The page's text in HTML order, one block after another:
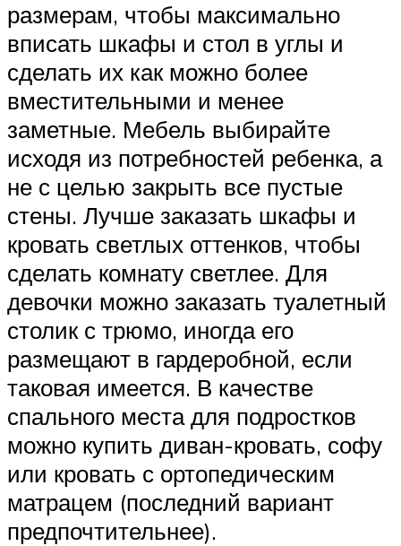
размерам, чтобы максимально
вписать шкафы и стол в углы и
сделать их как можно более
вместительными и менее
заметные. Мебель выбирайте
исходя из потребностей ребенка, а
не с целью закрыть все пустые
стены. Лучше заказать шкафы и
кровать светлых оттенков, чтобы
сделать комнату светлее. Для
девочки можно заказать туалетный
столик с трюмо, иногда его
размещают в гардеробной, если
таковая имеется. В качестве
спального места для подростков
можно купить диван-кровать, софу
или кровать с ортопедическим
матрацем (последний вариант
предпочтительнее).